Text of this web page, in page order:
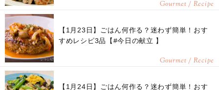
Gourmet / Recipe
【1月23日】ごはん何作る？迷わず簡単！おす
すめレシピ3品【#今日の献立 】
Gourmet / Recipe
【1月24日】ごはん何作る？迷わず簡単！おす